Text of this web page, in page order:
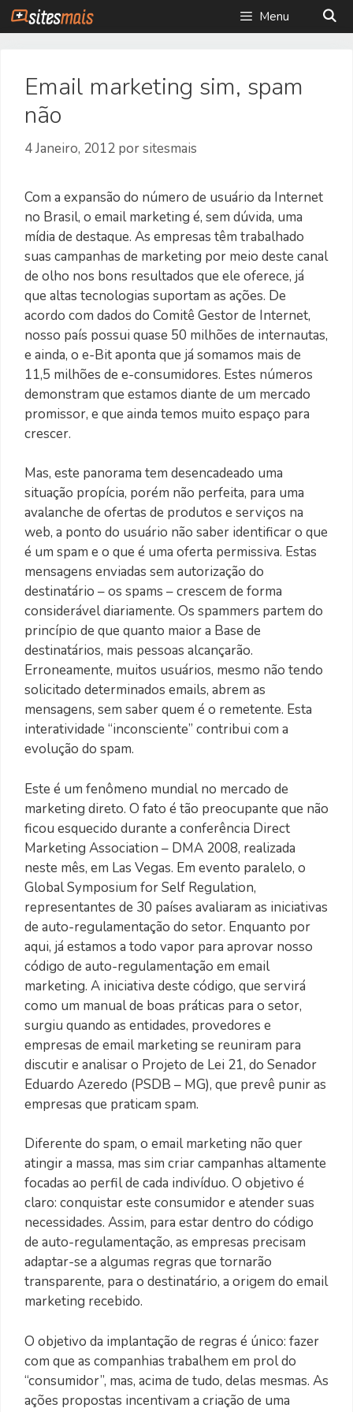
Saltar
para
Menu
Email marketing sim, spam
não
4 Janeiro, 2012 porsitesmais
Com a expansão do número de usuário da Internet
no Brasil, o email marketing é, sem dúvida, uma
mídia de destaque. As empresas têm trabalhado
suas campanhas de marketing por meio deste canal
de olho nos bons resultados que ele oferece, já
que altas tecnologias suportam as ações. De
acordo com dados do Comitê Gestor de Internet,
nosso país possui quase 50 milhões de internautas,
e ainda, o e-Bit aponta que já somamos mais de
11,5 milhões de e-consumidores. Estes números
demonstram que estamos diante de um mercado
promissor, e que ainda temos muito espaço para
crescer.
Mas, este panorama tem desencadeado uma
situação propícia, porém não perfeita, para uma
avalanche de ofertas de produtos e serviços na
web, a ponto do usuário não saber identificar o que
é um spam e o que é uma oferta permissiva. Estas
mensagens enviadas sem autorização do
destinatário – os spams – crescem de forma
considerável diariamente. Os spammers partem do
princípio de que quanto maior a Base de
destinatários, mais pessoas alcançarão.
Erroneamente, muitos usuários, mesmo não tendo
solicitado determinados emails, abrem as
mensagens, sem saber quem é o remetente. Esta
interatividade “inconsciente” contribui com a
evolução do spam.
Este é um fenômeno mundial no mercado de
marketing direto. O fato é tão preocupante que não
ficou esquecido durante a conferência Direct
Marketing Association – DMA 2008, realizada
neste mês, em Las Vegas. Em evento paralelo, o
Global Symposium for Self Regulation,
representantes de 30 países avaliaram as iniciativas
de auto-regulamentação do setor. Enquanto por
aqui, já estamos a todo vapor para aprovar nosso
código de auto-regulamentação em email
marketing. A iniciativa deste código, que servirá
como um manual de boas práticas para o setor,
surgiu quando as entidades, provedores e
empresas de email marketing se reuniram para
discutir e analisar o Projeto de Lei 21, do Senador
Eduardo Azeredo (PSDB – MG), que prevê punir as
empresas que praticam spam.
Diferente do spam, o email marketing não quer
atingir a massa, mas sim criar campanhas altamente
focadas ao perfil de cada indivíduo. O objetivo é
claro: conquistar este consumidor e atender suas
necessidades. Assim, para estar dentro do código
de auto-regulamentação, as empresas precisam
adaptar-se a algumas regras que tornarão
transparente, para o destinatário, a origem do email
marketing recebido.
O objetivo da implantação de regras é único: fazer
com que as companhias trabalhem em prol do
“consumidor”, mas, acima de tudo, delas mesmas. As
ações propostas incentivam a criação de uma